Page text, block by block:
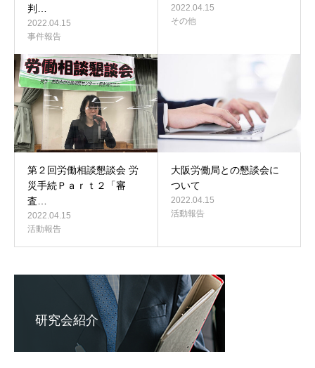
判…
2022.04.15
事件報告
2022.04.15
その他
第２回労働相談懇談会 労
災手続Ｐａｒｔ２「審
査…
2022.04.15
活動報告
大阪労働局との懇談会に
ついて
2022.04.15
活動報告
研究会紹介